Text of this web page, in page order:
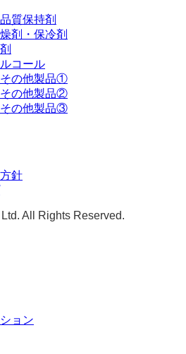
質保持剤
剤・保冷剤
コール
の他製品①
の他製品②
の他製品③
針
All Rights Reserved.
ョン